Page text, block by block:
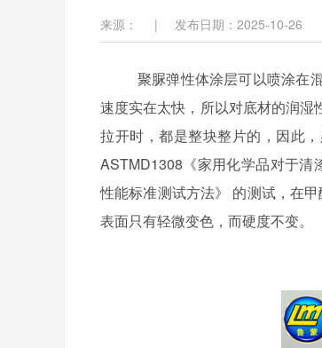
来源： | 发布日期：2025-10-26
聚脲弹性体涂层可以喷涂在
速度实在太快，所以对底材的润
拉开时，都是整块整片的，因此
ASTMD1308 《家用化学品对于
性能标准测试方法》 的测试，在
表面只有轻微变色，而硬度不变。